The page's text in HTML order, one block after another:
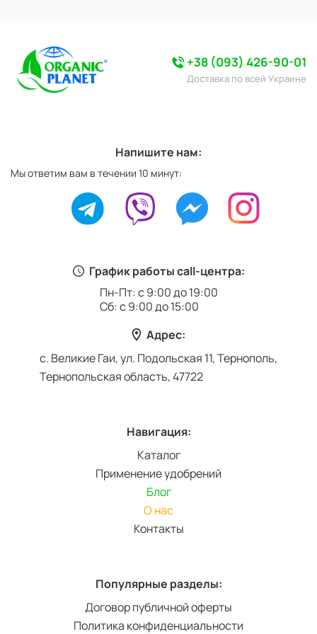
+38 (093) 426-90-01
Доставка по всей Украине
График работы call-центра:
Пн-Пт: с 9:00 до 19:00
Сб: с 9:00 до 15:00
Адрес:
с. Великие Гаи, ул. Подольская 11, Тернополь,
Тернопольская область, 47722
Навигация:
Каталог
Применение удобрений
Блог
О нас
Контакты
Популярные разделы:
Договор публичной оферты
Политика конфиденциальности
Напишите нам:
Мы ответим вам в течении 10 минут: